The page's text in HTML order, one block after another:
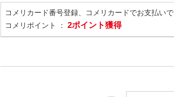
コメリカード番号登録、コメリカードでお支払いで
コメリポイント ： 2ポイント獲得